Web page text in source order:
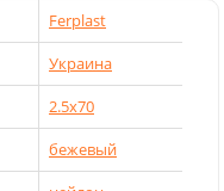
Ferplast
Украина
2.5x70
бежевый